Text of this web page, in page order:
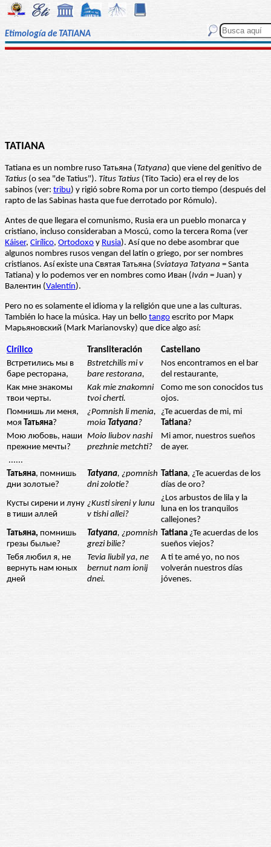
Etimología de TATIANA
TATIANA
Tatiana es un nombre ruso Татьяна (Tatyana) que viene del genitivo de
Tatius (o sea "de Tatius"). Titus Tatius (Tito Tacio) era el rey de los
sabinos (ver: tribu) y rigió sobre Roma por un corto tiempo (después del
rapto de las Sabinas hasta que fue derrotado por Rómulo).
Antes de que llegara el comunismo, Rusia era un pueblo monarca y
cristiano, incluso consideraban a Moscú, como la tercera Roma (ver
Káiser, Cirílico, Ortodoxo y Rusia). Así que no debe asombrar que
algunos nombres rusos vengan del latín o griego, por ser nombres
cristianos. Así existe una Святая Татьяна (Sviataya Tatyana = Santa
Tatiana) y lo podemos ver en nombres como Иван (Iván = Juan) y
Валентин (Valentín).
Pero no es solamente el idioma y la religión que une a las culturas.
También lo hace la música. Hay un bello tango escrito por Марк
Марьяновский (Mark Marianovsky) que dice algo así:
Cirílico Transliteración
Castellano
Встретились мы в
баре ресторана,
Bstretchilis mi v
bare restorana,
Nos encontramos en el bar
del restaurante,
Как мне знакомы
твои черты.
Kak mie znakomni
tvoi cherti.
Como me son conocidos tus
ojos.
Помнишь ли меня,
моя Татьяна?
¿Pomnish li menia,
moia Tatyana?
¿Te acuerdas de mi, mi
Tatiana?
Мою любовь, наши
прежние мечты?
Moio liubov nashi
prezhnie metchti?
Mi amor, nuestros sueños
de ayer.
......
Татьяна, помнишь
дни золотые?
Tatyana, ¿pomnish
dni zolotie?
Tatiana, ¿Te acuerdas de los
días de oro?
Кусты сирени и луну
в тиши аллей
¿Kusti sireni y lunu
v tishi allei?
¿Los arbustos de lila y la
luna en los tranquilos
callejones?
Татьяна, помнишь
грезы былые?
Tatyana, ¿pomnish
grezi bilie?
Tatiana ¿Te acuerdas de los
sueños viejos?
Тебя любил я, не
вернуть нам юных
дней
Tevia liubil ya, ne
bernut nam ionij
dnei.
A ti te amé yo, no nos
volverán nuestros días
jóvenes.